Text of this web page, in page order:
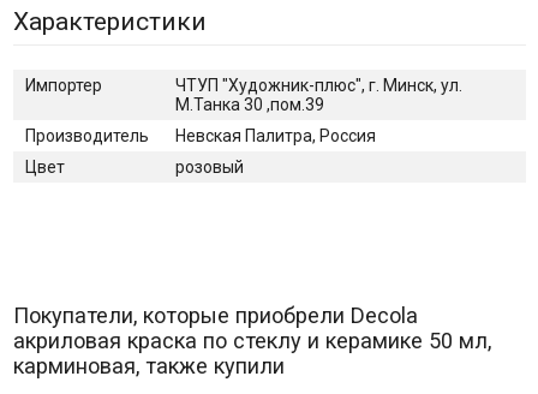
Характеристики
Импортер
ЧТУП "Художник-плюс", г. Минск, ул.
М.Танка 30 ,пом.39
Производитель
Невская Палитра, Россия
Цвет
розовый
Покупатели, которые приобрели Decola
акриловая краска по стеклу и керамике 50 мл,
карминовая, также купили